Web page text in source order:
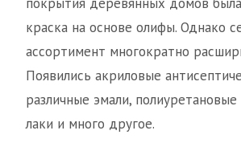
краска на основе олифы. Однако
ассортимент многократно
Появились акриловые
различные эмали,
лаки и много другое.